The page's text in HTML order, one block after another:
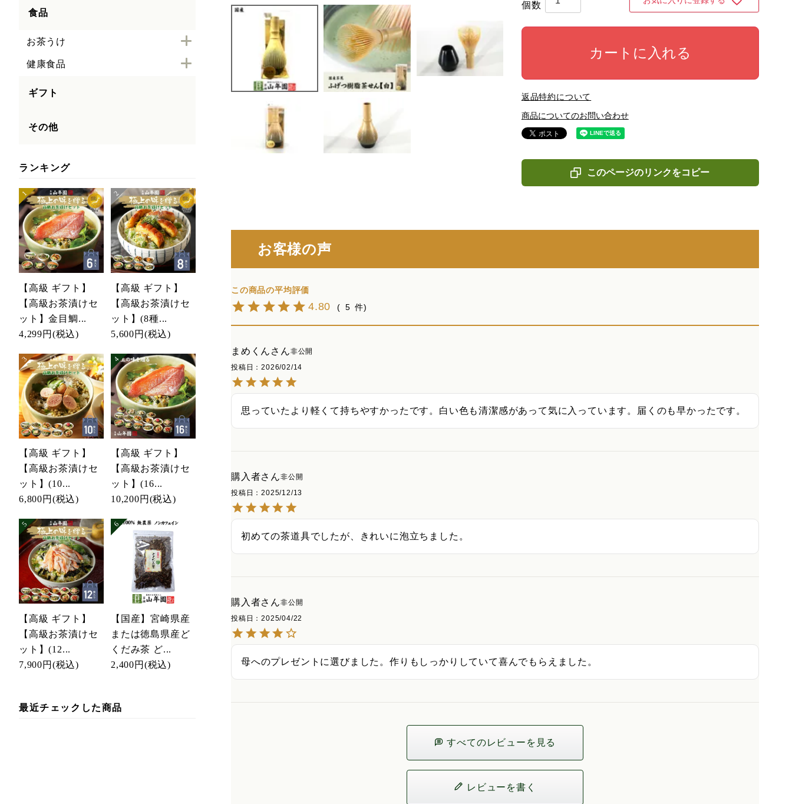
食品
お茶うけ
健康食品
ギフト
その他
ランキング
【高級 ギフト】
【高級お茶漬けセ
ット】金目鯛...
4,299円 (税込)
【高級 ギフト】
【高級お茶漬けセ
ット】(8種...
5,600円 (税込)
【高級 ギフト】
【高級お茶漬けセ
ット】(10...
6,800円 (税込)
【高級 ギフト】
【高級お茶漬けセ
ット】(16...
10,200円 (税込)
【高級 ギフト】
【高級お茶漬けセ
ット】(12...
7,900円 (税込)
【国産】宮崎県産
または徳島県産ど
くだみ茶 ど...
2,400円 (税込)
最近チェックした商品
カートに入れる
返品特約について
商品についてのお問い合わせ
このページのリンクをコピー
お客様の声
4.80 5
まめくん
非公開
投稿日
2026/02/14
思っていたより軽くて持ちやすかったです。白い色も清潔感があって気に入っています。届くのも早かったです。
購入者
非公開
投稿日
2025/12/13
初めての茶道具でしたが、きれいに泡立ちました。
購入者
非公開
投稿日
2025/04/22
母へのプレゼントに選びました。作りもしっかりしていて喜んでもらえました。
すべてのレビューを見る
レビューを書く